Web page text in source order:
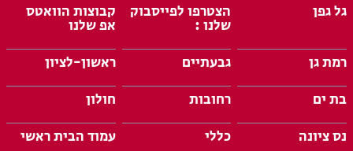
גל גפן הצטרפו לפייסבוק
שלנו :
קבוצות הוואטס
אפ שלנו
רמת גן
גבעתיים
ראשון-לציון
בת ים
רחובות
חולון
נס ציונה
כללי
עמוד הבית ראשי